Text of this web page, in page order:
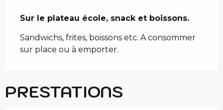
Sur le plateau école, snack et boissons.
Sandwichs, frites, boissons etc. A consommer
sur place ou à emporter.
PRESTATIONS